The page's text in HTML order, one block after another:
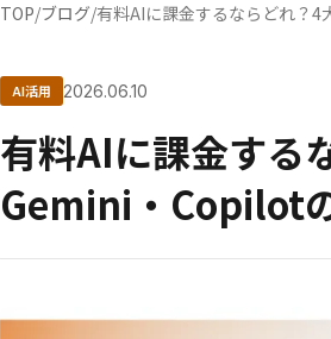
TOP/ブログ/有料AIに課金するならどれ？4
AI活用 2026.06.10
有料AIに課金する
Gemini・Copilot